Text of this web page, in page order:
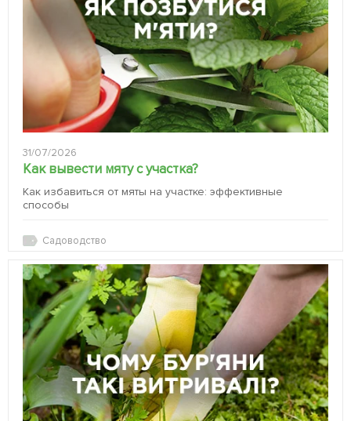
31/07/2026
Как вывести мяту с участка?
Как избавиться от мяты на участке: эффективные
способы
Садоводство